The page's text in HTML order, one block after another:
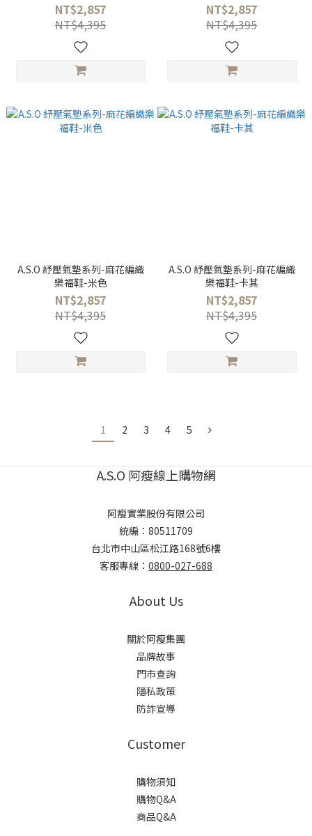
NT$2,857
NT$4,395
NT$2,857
NT$4,395
A.S.O 紓壓氣墊系列-麻花編織
樂福鞋-米色
NT$2,857
NT$4,395
A.S.O 紓壓氣墊系列-麻花編織
樂福鞋-卡其
NT$2,857
NT$4,395
1 2 3 4 5
A.S.O 阿瘦線上購物網
阿瘦實業股份有限公司
統編：80511709
台北市中山區松江路168號6樓
客服專線： 0800-027-688
About Us
關於阿瘦集團
品牌故事
門市查詢
隱私政策
防詐宣導
Customer
購物須知
購物Q&A
商品Q&A